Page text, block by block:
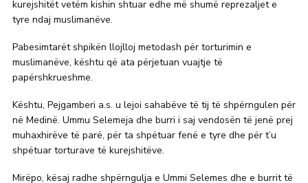
kurejshitët vetëm kishin shtuar edhe më shumë reprezaljet e
tyre ndaj muslimanëve.
Pabesimtarët shpikën llojlloj metodash për torturimin e
muslimanëve, kështu që ata përjetuan vuajtje të
papërshkrueshme.
Kështu, Pejgamberi a.s. u lejoi sahabëve të tij të shpërngulen për
në Medinë. Ummu Selemeja dhe burri i saj vendosën të jenë prej
muhaxhirëve të parë, për ta shpëtuar fenë e tyre dhe për t’u
shpëtuar torturave të kurejshitëve.
Mirëpo, kësaj radhe shpërngulja e Ummi Selemes dhe e burrit të